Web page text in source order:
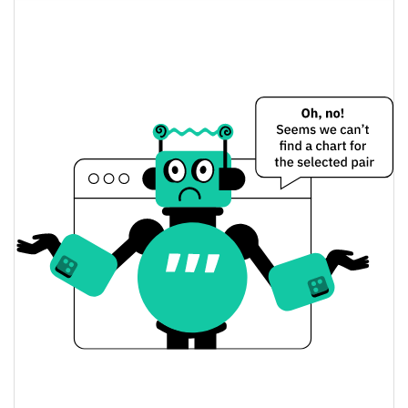
$0.0044162847
Abertura / Fecho de
Ontem
$0.0044162847 /
$0.0044155162
A mudança de ontem
Volume de ontem $57,909.179
Histórico do preço do Creditlink Token
7 dias Baixa / 7 dias Alta
$0.0043285362 /